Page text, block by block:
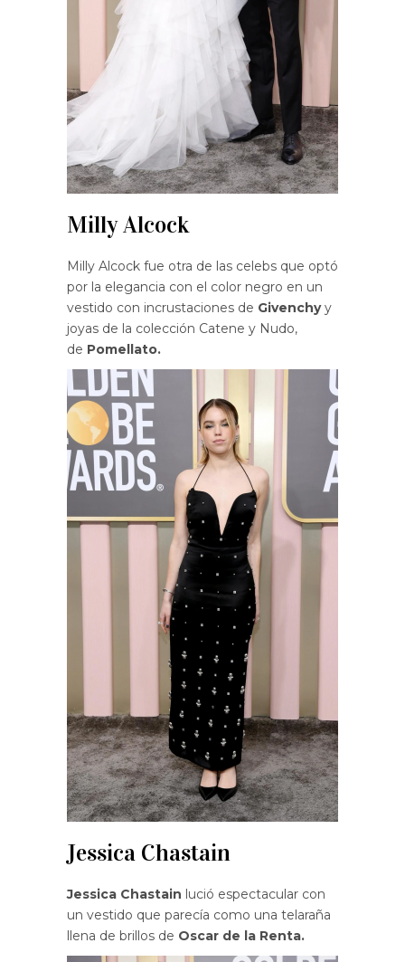
Milly Alcock
Milly Alcock fue otra de las celebs que optó
por la elegancia con el color negro en un
vestido con incrustaciones de Givenchyy
joyas de la colección Catene y Nudo,
de Pomellato.
Jessica Chastain
Jessica Chastain lució espectacular con
un vestido que parecía como una telaraña
llena de brillos de Oscar de la Renta.